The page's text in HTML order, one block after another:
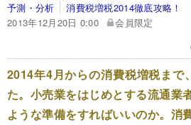
予測・分析
消費税増税2014徹底攻略！
2013年12月20日 0:00
会員限定
2014年4月からの消費税増税まで
た。小売業をはじめとする流通業
ような準備をすればいいのか。消